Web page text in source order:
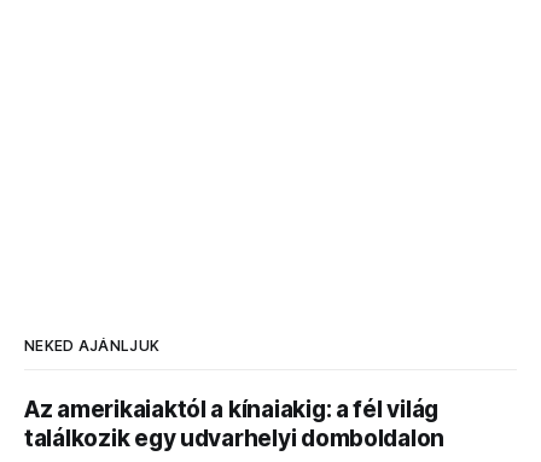
NEKED AJÁNLJUK
Az amerikaiaktól a kínaiakig: a fél világ
találkozik egy udvarhelyi domboldalon